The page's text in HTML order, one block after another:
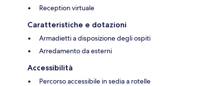
Reception virtuale
Caratteristiche e dotazioni
Armadietti a disposizione degli ospiti
Arredamento da esterni
Accessibilità
Percorso accessibile in sedia a rotelle